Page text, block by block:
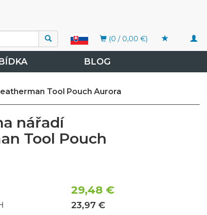
(0 / 0,00 €)
BLOG
Tool Pouch Aurora
nářadí
Tool Pouch
29,48 €
23,97 €